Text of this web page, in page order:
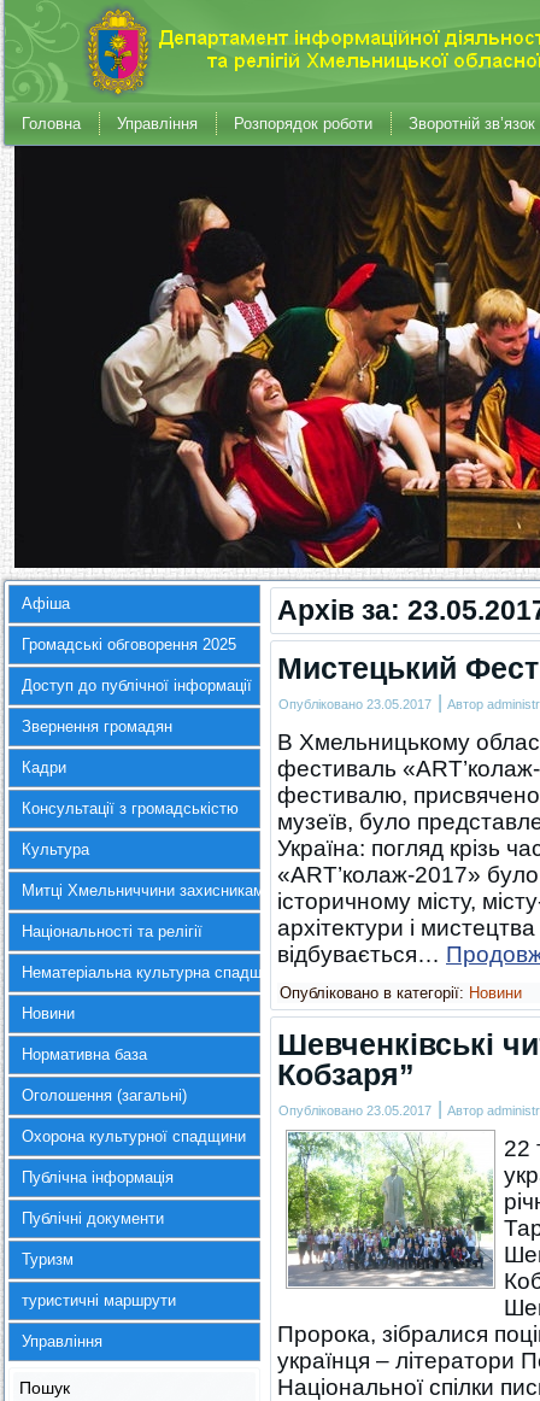
Головна Управління Розпорядок роботи Зворотній зв’язок
Афіша
Громадські обговорення 2025
Доступ до публічної інформації
Звернення громадян
Кадри
Консультації з громадськістю
Культура
Митці Хмельниччини захисникам України
Національності та релігії
Нематеріальна культурна спадщина
Новини
Нормативна база
Оголошення (загальні)
Охорона культурної спадщини
Публічна інформація
Публічні документи
Туризм
туристичні маршрути
Управління
Пошук
Архів за:
Мистецький
Опубліковано 23.05.2017 | Автор
В Хмельницькому
фестиваль
фестивалю,
музеїв, було
Україна: погляд крізь
«ART’колаж-2017»
історичному місту,
архітектури і
відбувається…
Опубліковано в категорії: Новини
Шевченківські
Кобзаря”
Опубліковано 23.05.2017 | Автор
22
Пророка, зібралися
українця – літератори
Національної спілки